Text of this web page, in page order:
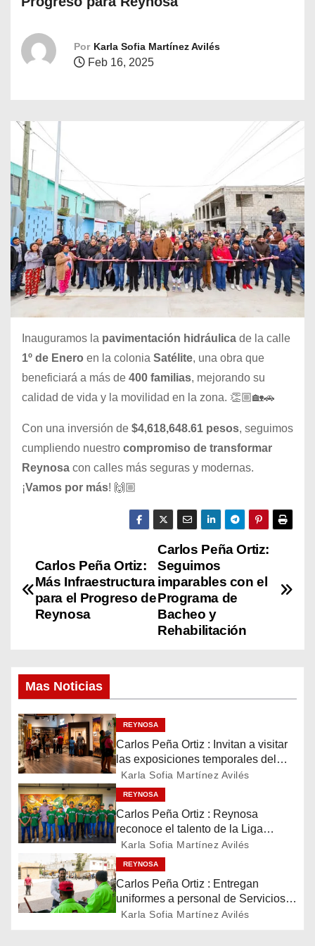
Por Karla Sofia Martínez Avilés
Feb 16, 2025
Inauguramos la pavimentación hidráulica de la calle
1º de Enero en la colonia Satélite, una obra que
beneficiará a más de 400 familias, mejorando su
calidad de vida y la movilidad en la zona. 👏🏼🏡🚗
Con una inversión de $4,618,648.61 pesos, seguimos
cumpliendo nuestro compromiso de transformar
Reynosa con calles más seguras y modernas.
¡Vamos por más! 🙌🏼
N
a
g
a
c
i
ó
n
d
e
e
Carlos Peña Ortiz:
Seguimos
imparables con el
Programa de
Bacheo y
Rehabilitación
Carlos Peña Ortiz:
Más Infraestructura
para el Progreso de
Reynosa
Mas Noticias
REYNOSA
Carlos Peña Ortiz : Invitan a visitar
las exposiciones temporales del
Museo del Ferrocarril Reynosa
Karla Sofia Martínez Avilés
REYNOSA
Carlos Peña Ortiz : Reynosa
reconoce el talento de la Liga
Treviño Kelly, subcampeona
latinoamericana
Karla Sofia Martínez Avilés
REYNOSA
Carlos Peña Ortiz : Entregan
uniformes a personal de Servicios
Públicos de Reynosa
Karla Sofia Martínez Avilés